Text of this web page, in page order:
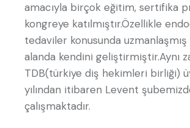
amacıyla birçok eğitim, sertifika
kongreye katılmıştır.Özellikle
tedaviler konusunda
alanda kendini geliştirmiştir.Aynı
TDB(türkiye diş hekimleri birliği)
yılından itibaren Levent
çalışmaktadır.